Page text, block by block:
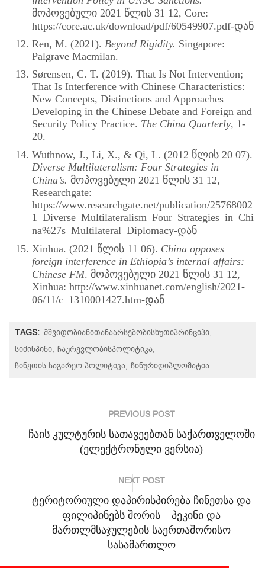
მოპოვებული 2021 წლის 31 12, Core:
https://core.ac.uk/download/pdf/60549907.pdf-დან
Ren, M. (2021). Beyond Rigidity. Singapore:
Palgrave Macmilan.
Sørensen, C. T. (2019). That Is Not Intervention;
That Is Interference with Chinese Characteristics:
New Concepts, Distinctions and Approaches
Developing in the Chinese Debate and Foreign and
Security Policy Practice. The China Quarterly, 1-
20.
Wuthnow, J., Li, X., & Qi, L. (2012 წლის 20 07).
Diverse Multilateralism: Four Strategies in
China’s. მოპოვებული 2021 წლის 31 12,
Researchgate:
https://www.researchgate.net/publication/25768002
1_Diverse_Multilateralism_Four_Strategies_in_Chi
na%27s_Multilateral_Diplomacy-დან
Xinhua. (2021 წლის 11 06). China opposes
foreign interference in Ethiopia’s internal affairs:
Chinese FM. მოპოვებული 2021 წლის 31 12,
Xinhua: http://www.xinhuanet.com/english/2021-
06/11/c_1310001427.htm-დან
TAGS: მშვიდობიანითანაარსებობისხუთიპრინციპი
სიძინპინი ჩაურევლობისპოლიტიკა
ჩინეთის საგარეო პოლიტიკა ჩინურიდიპლომატია
PREVIOUS POST
ჩაის კულტურის სათავეებთან საქართველოში
(ელექტრონული ვერსია)
NEXT POST
ტერიტორიული დაპირისპირება ჩინეთსა და
ფილიპინებს შორის – პეკინი და
მართლმსაჯულების საერთაშორისო
სასამართლო